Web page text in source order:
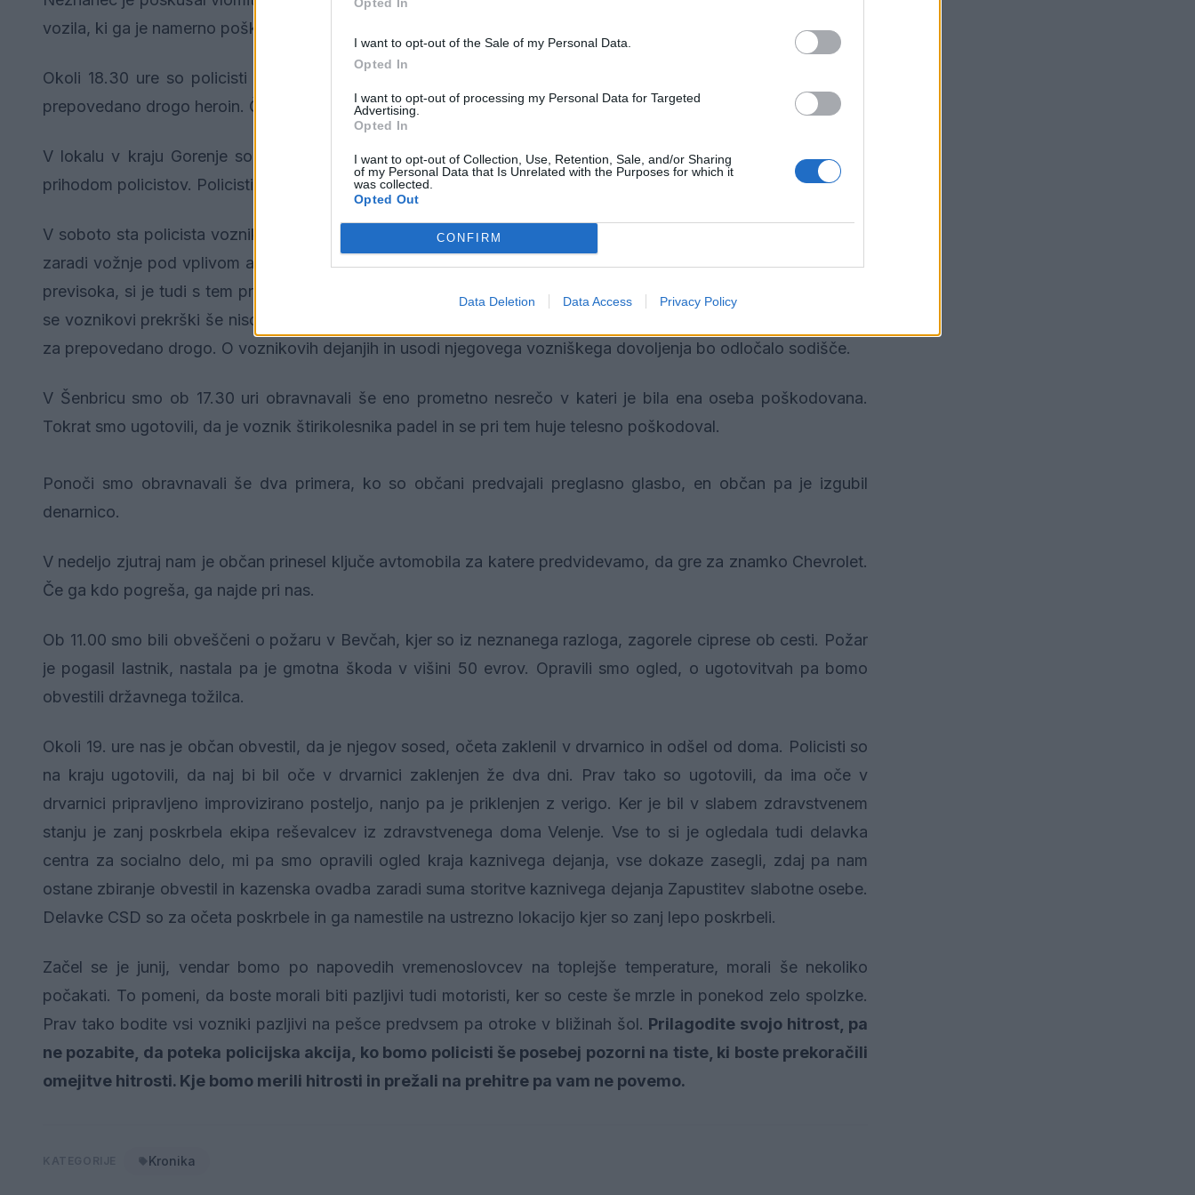
I want to opt-out of the Sale of my Personal Data.
Opted In
I want to opt-out of processing my Personal Data for Targeted
Advertising.
Opted In
I want to opt-out of Collection, Use, Retention, Sale, and/or Sharing
of my Personal Data that Is Unrelated with the Purposes for which it
was collected.
Opted Out
CONFIRM
Data Deletion Data Access Privacy Policy
vozila, ki ga je namerno poškodoval neznani storilec.
Okoli 18.30 ure so policisti Velenjčanu zasegli večjo količino substance, za katero predvidevamo, da gre za
prepovedano drogo heroin. Če bo strokovna analiza to potrdila bomo občana ovadili na sodišču.
V lokalu v kraju Gorenje so se nekaj minut pred deveto zvečer sprli trije gosti, ki so lokal zapustili še pred
prihodom policistov. Policisti bodo o dogodku zbrali vsa potrebna obvestila in ukrepali zoper prepirljivce.
V soboto sta policista vozniku zasegla osebni avtomobil, ker je vozil v času, ko mu je bilo vozniško dovoljenje
zaradi vožnje pod vplivom alkohola odvzeto. Ker še ni bil trezen in je bila izmerjena količina alkohola še vedno
previsoka, si je tudi s tem prislužil še dodatno kazen, poleg vsega pa je vozil še brez varnostnega pasu. S tem
se voznikovi prekrški še niso končali, saj so mu policisti zasegli še posušeno rastlino za katero sumimo, da gre
za prepovedano drogo. O voznikovih dejanjih in usodi njegovega vozniškega dovoljenja bo odločalo sodišče.
V Šenbricu smo ob 17.30 uri obravnavali še eno prometno nesrečo v kateri je bila ena oseba poškodovana.
Tokrat smo ugotovili, da je voznik štirikolesnika padel in se pri tem huje telesno poškodoval.
Ponoči smo obravnavali še dva primera, ko so občani predvajali preglasno glasbo, en občan pa je izgubil
denarnico.
V nedeljo zjutraj nam je občan prinesel ključe avtomobila za katere predvidevamo, da gre za znamko Chevrolet.
Če ga kdo pogreša, ga najde pri nas.
Ob 11.00 smo bili obveščeni o požaru v Bevčah, kjer so iz neznanega razloga, zagorele ciprese ob cesti. Požar
je pogasil lastnik, nastala pa je gmotna škoda v višini 50 evrov. Opravili smo ogled, o ugotovitvah pa bomo
obvestili državnega tožilca.
Okoli 19. ure nas je občan obvestil, da je njegov sosed, očeta zaklenil v drvarnico in odšel od doma. Policisti so
na kraju ugotovili, da naj bi bil oče v drvarnici zaklenjen že dva dni. Prav tako so ugotovili, da ima oče v
drvarnici pripravljeno improvizirano posteljo, nanjo pa je priklenjen z verigo. Ker je bil v slabem zdravstvenem
stanju je zanj poskrbela ekipa reševalcev iz zdravstvenega doma Velenje. Vse to si je ogledala tudi delavka
centra za socialno delo, mi pa smo opravili ogled kraja kaznivega dejanja, vse dokaze zasegli, zdaj pa nam
ostane zbiranje obvestil in kazenska ovadba zaradi suma storitve kaznivega dejanja Zapustitev slabotne osebe.
Delavke CSD so za očeta poskrbele in ga namestile na ustrezno lokacijo kjer so zanj lepo poskrbeli.
Začel se je junij, vendar bomo po napovedih vremenoslovcev na toplejše temperature, morali še nekoliko
počakati. To pomeni, da boste morali biti pazljivi tudi motoristi, ker so ceste še mrzle in ponekod zelo spolzke.
Prav tako bodite vsi vozniki pazljivi na pešce predvsem pa otroke v bližinah šol. Prilagodite svojo hitrost, pa
ne pozabite, da poteka policijska akcija, ko bomo policisti še posebej pozorni na tiste, ki boste prekoračili
omejitve hitrosti. Kje bomo merili hitrosti in prežali na prehitre pa vam ne povemo.
Kronika